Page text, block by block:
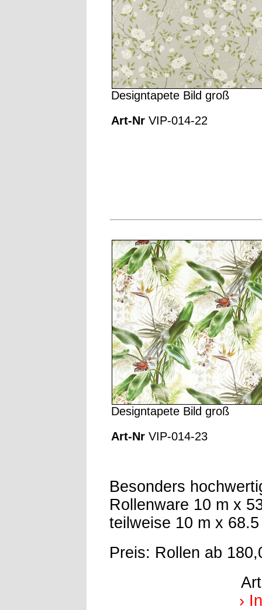
Designtapete Bild groß
Art-Nr VIP-014-22
Designtapete Bild groß
Art-Nr VIP-014-23
Besonders
Rollenware 10 m x
teilweise 10 m x
Preis: Rollen ab
›